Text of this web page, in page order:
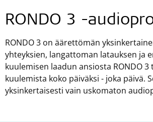
RONDO 3 -
RONDO 3 on äärettömän
yhteyksien, langattoman latauksen ja
kuulemisen laadun ansiosta RONDO 3
kuulemista koko päiväksi - joka päivä.
yksinkertaisesti vain uskomaton